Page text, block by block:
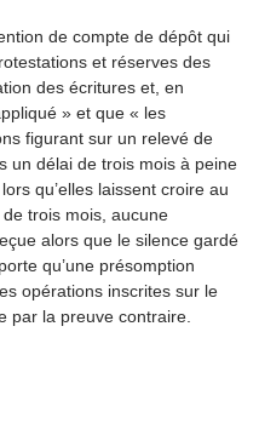
de compte de dépôt qui
et réserves des
des écritures et, en
» et que « les
figurant sur un relevé de
un délai de trois mois à peine
qu’elles laissent croire au
trois mois, aucune
alors que le silence gardé
qu’une présomption
opérations inscrites sur le
par la preuve contraire.